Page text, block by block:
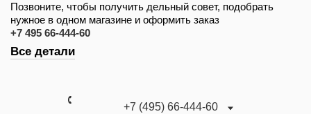
Позвоните, чтобы получить дельный совет, подобрать
нужное в одном магазине и оформить заказ
+7 495 66-444-60
Все детали
+7 (495) 66-444-60